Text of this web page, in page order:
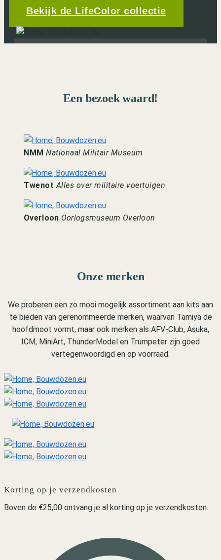
Bekijk de LifeColor collectie
Een bezoek waard!
NMM Nationaal Militair Museum
Twenot Alles over militaire voertuigen
Overloon Oorlogsmuseum Overloon
Onze merken
We proberen een zo mooi mogelijk assortiment aan kits aan
te bieden van gerenommeerde merken, waarvan Tamiya de
hoofdmoot vormt, maar ook merken als AFV-Club, Asuka,
ICM, MiniArt, ThunderModel en Trumpeter zijn goed
vertegenwoordigd en op voorraad.
Korting op je verzendkosten
Boven de €25,00 ontvang je al korting op je verzendkosten.